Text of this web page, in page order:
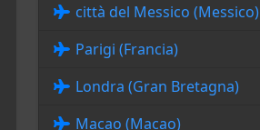
città del Messico (Messico)
Parigi (Francia)
Londra (Gran Bretagna)
Macao (Macao)